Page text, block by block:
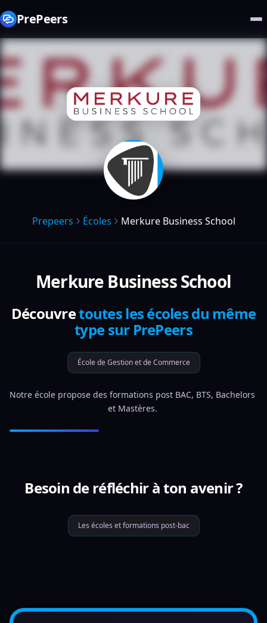
PrePeers
Prepeers Écoles Merkure Business School
Merkure Business School
Découvretoutes les écoles du même
type sur PrePeers
École de Gestion et de Commerce
Notre école propose des formations post BAC, BTS, Bachelors
et Mastères.
Besoin de réfléchir à ton avenir ?
Les écoles et formations post-bac